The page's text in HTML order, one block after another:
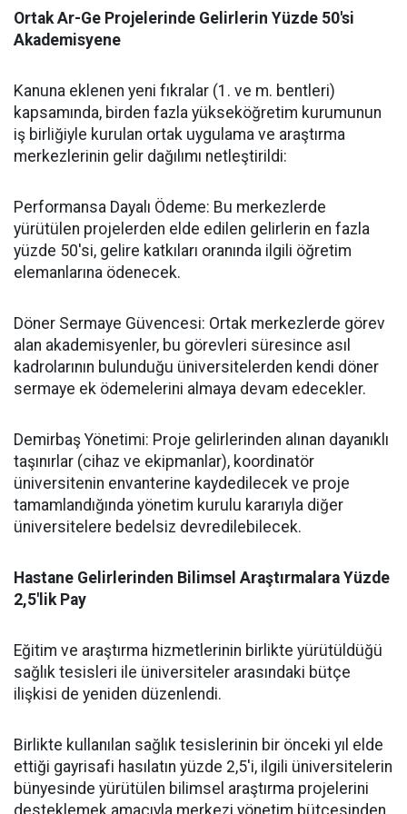
​Ortak Ar-Ge Projelerinde Gelirlerin Yüzde 50'si
Akademisyene
​Kanuna eklenen yeni fıkralar (1. ve m. bentleri)
kapsamında, birden fazla yükseköğretim kurumunun
iş birliğiyle kurulan ortak uygulama ve araştırma
merkezlerinin gelir dağılımı netleştirildi:
​Performansa Dayalı Ödeme: Bu merkezlerde
yürütülen projelerden elde edilen gelirlerin en fazla
yüzde 50'si, gelire katkıları oranında ilgili öğretim
elemanlarına ödenecek.
​Döner Sermaye Güvencesi: Ortak merkezlerde görev
alan akademisyenler, bu görevleri süresince asıl
kadrolarının bulunduğu üniversitelerden kendi döner
sermaye ek ödemelerini almaya devam edecekler.
​Demirbaş Yönetimi: Proje gelirlerinden alınan dayanıklı
taşınırlar (cihaz ve ekipmanlar), koordinatör
üniversitenin envanterine kaydedilecek ve proje
tamamlandığında yönetim kurulu kararıyla diğer
üniversitelere bedelsiz devredilebilecek.
​Hastane Gelirlerinden Bilimsel Araştırmalara Yüzde
2,5'lik Pay
​Eğitim ve araştırma hizmetlerinin birlikte yürütüldüğü
sağlık tesisleri ile üniversiteler arasındaki bütçe
ilişkisi de yeniden düzenlendi.
​Birlikte kullanılan sağlık tesislerinin bir önceki yıl elde
ettiği gayrisafi hasılatın yüzde 2,5'i, ilgili üniversitelerin
bünyesinde yürütülen bilimsel araştırma projelerini
desteklemek amacıyla merkezi yönetim bütçesinden